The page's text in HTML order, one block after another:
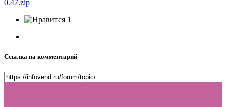
0.47.zip
1
Ссылка на комментарий